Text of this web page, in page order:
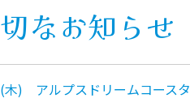
なお知らせ
木) アルプスドリームコース